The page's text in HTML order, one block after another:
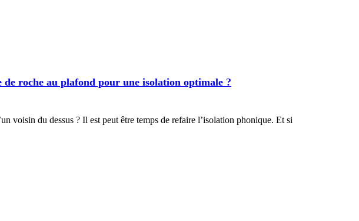
de roche au plafond pour une isolation optimale ?
voisin du dessus ? Il est peut être temps de refaire l’isolation phonique. Et si